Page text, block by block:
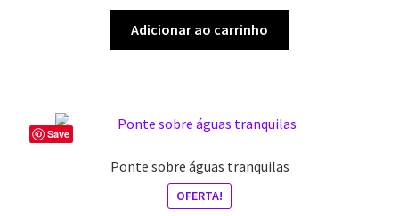
Adicionar ao carrinho
Save
Ponte sobre águas tranquilas
OFERTA!